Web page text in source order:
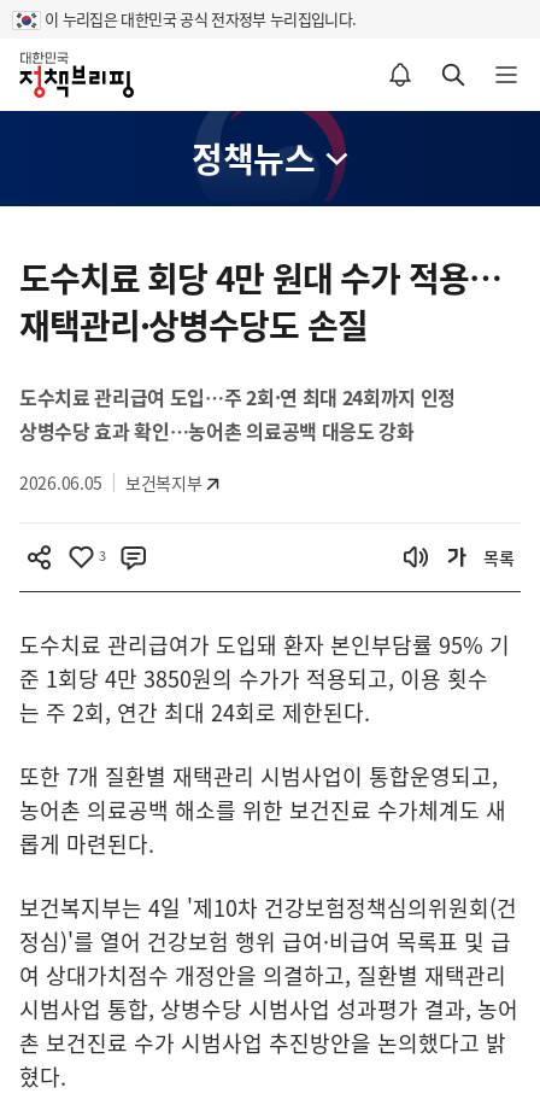
이 누리집은 대한민국 공식 전자정부 누리집입니다.
홈
알림설정 바로가기 검색 바로가기 메뉴 열기
정책뉴스
텐
츠
영
도수치료 회당 4만 원대 수가 적용…
재택관리·상병수당도 손질
도수치료 관리급여 도입…주 2회·연 최대 24회까지 인정
상병수당 효과 확인…농어촌 의료공백 대응도 강화
2026.06.05 보건복지부
3 목록
도수치료 관리급여가 도입돼 환자 본인부담률 95% 기
준 1회당 4만 3850원의 수가가 적용되고, 이용 횟수
는 주 2회, 연간 최대 24회로 제한된다.
또한 7개 질환별 재택관리 시범사업이 통합운영되고,
농어촌 의료공백 해소를 위한 보건진료 수가체계도 새
롭게 마련된다.
보건복지부는 4일 '제10차 건강보험정책심의위원회(건
정심)'를 열어 건강보험 행위 급여·비급여 목록표 및 급
여 상대가치점수 개정안을 의결하고, 질환별 재택관리
시범사업 통합, 상병수당 시범사업 성과평가 결과, 농어
촌 보건진료 수가 시범사업 추진방안을 논의했다고 밝
혔다.